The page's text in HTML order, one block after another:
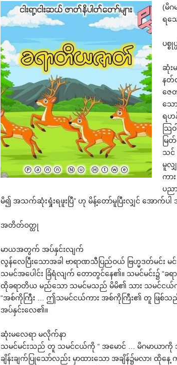
(မိ
ရသ
ပစ္စု
ဆုံး
နတ်
ဇေ
သေ
ရဟ
သြ
မြ
သင်
မူလ
ကာ
ပည
မိ၍ အသက်ဆုံးရှုံးရဖူးပြီ” ဟု မိန့်တော်မူပြီးလျှင် အော
အတိတ်ဝတ္ထု
မာယအတွက် အပ်နှင်းလျက်
လွန်လေပြီးသောအခါ ဗာရာဏသီပြည်ဝယ် ဗြဟ္မဒတ်မင်း
သမင်အပေါင်း ခြံရံလျက် တောတွင်နေ၏။ သမင်မင်း၌
ထိုခရာတိယ မည်သော သမင်မသည် မိမိ၏ သား သမင်ငယ်
“အစ်ကိုကြီး … ဤသမင်ငယ်ကား အစ်ကိုကြီး၏ တူ ဖြစ်သည်
အပ်နှင်းလေ၏။
ဆုံးမလေရာ မလိုက်နာ
သမင်မင်းသည် တူ သမင်ငယ်ကို “ အမောင် … မိဂမာယာကို သ
ချိန်းချက်ပြုသော်လည်း မှာထားသော အချိန်၌မလာ၊ ထို